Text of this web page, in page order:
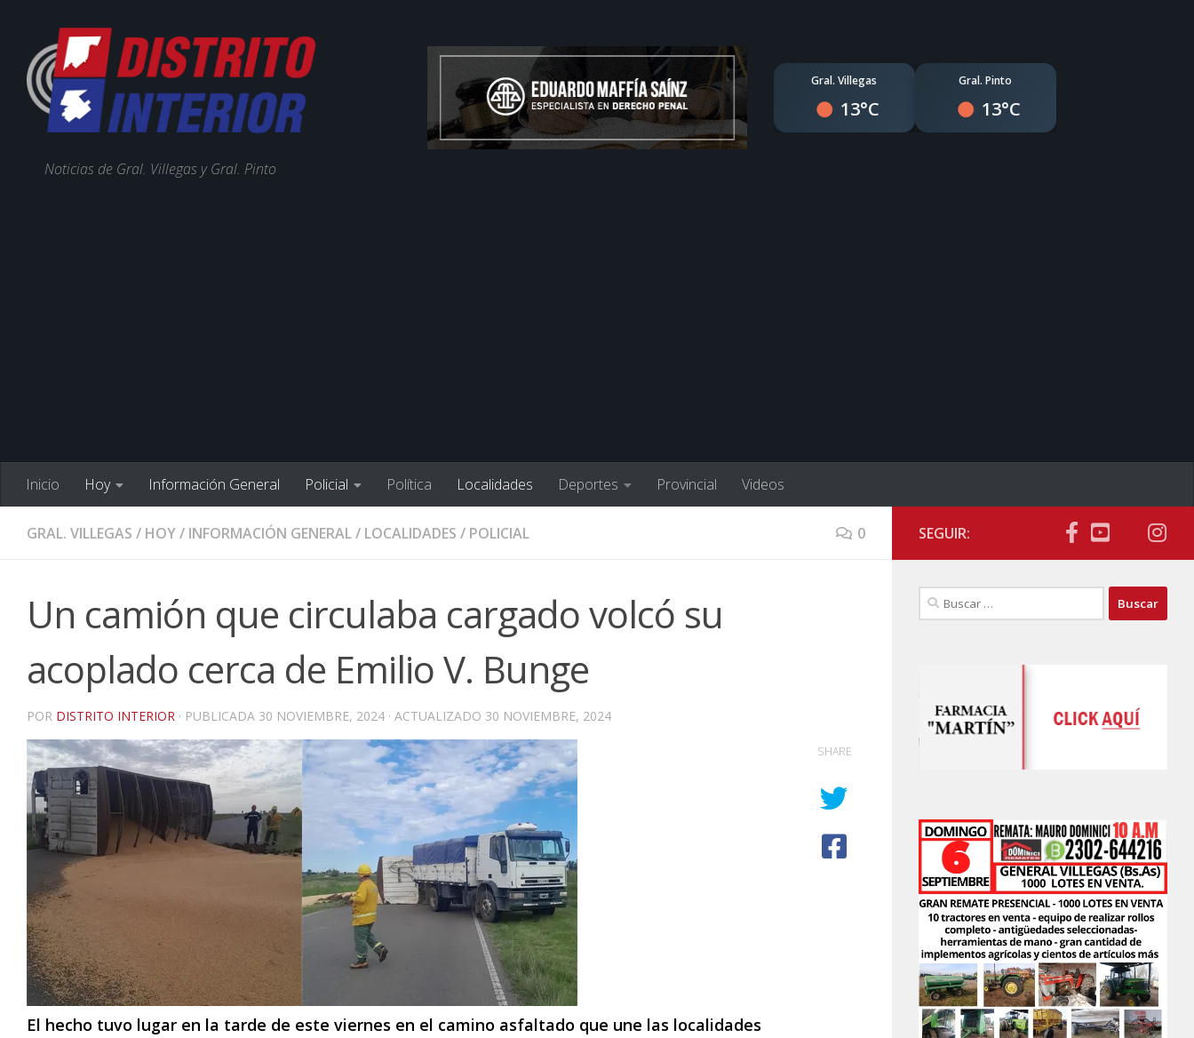
Noticias de Gral. Villegas y Gral. Pinto
Gral. Villegas
13°C
Gral. Pinto
13°C
Inicio Hoy Información General Policial Política Localidades Deportes Provincial Videos
GRAL. VILLEGAS / HOY/ INFORMACIÓN GENERAL/ LOCALIDADES / POLICIAL 0
Un camión que circulaba cargado volcó su
acoplado cerca de Emilio V. Bunge
POR DISTRITO INTERIOR · PUBLICADA 30 NOVIEMBRE, 2024 · ACTUALIZADO 30 NOVIEMBRE, 2024
El hecho tuvo lugar en la tarde de este viernes en el camino asfaltado que une las localidades
SHARE
SEGUIR:
Buscar: